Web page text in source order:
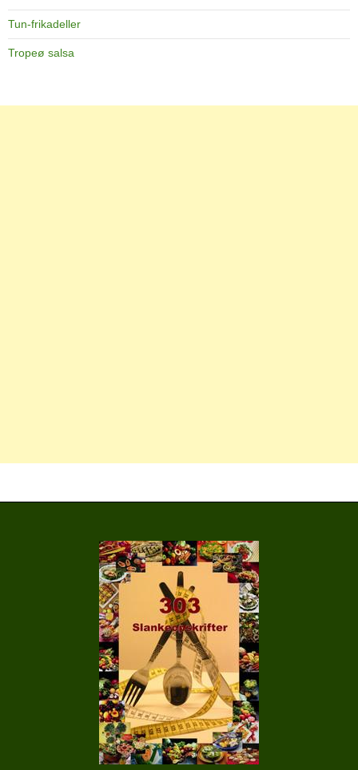
Tun-frikadeller
Tropeø salsa